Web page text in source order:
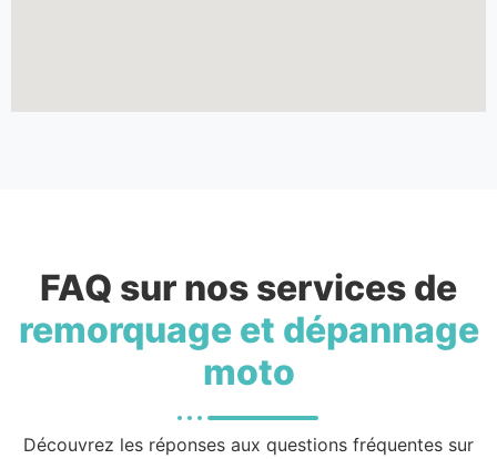
FAQ sur nos services de
remorquage et dépannage
moto
Découvrez les réponses aux questions fréquentes sur